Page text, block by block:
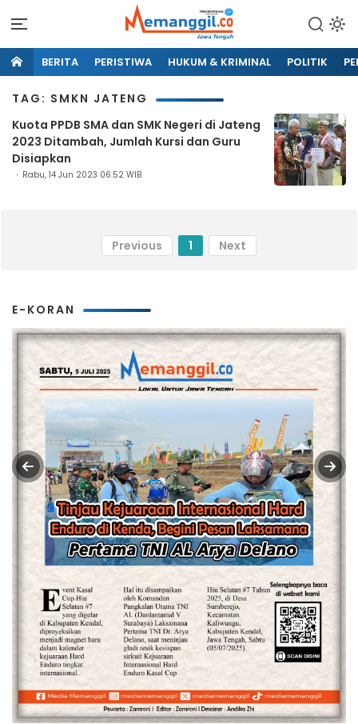
BERITA PERISTIWA HUKUM & KRIMINAL POLITIK
TAG: SMKN JATENG
Kuota PPDB SMA dan SMK Negeri di Jateng
2023 Ditambah, Jumlah Kursi dan Guru
Disiapkan
Rabu, 14 Jun 2023 06:52 WIB
Previous 1 Next
E-KORAN